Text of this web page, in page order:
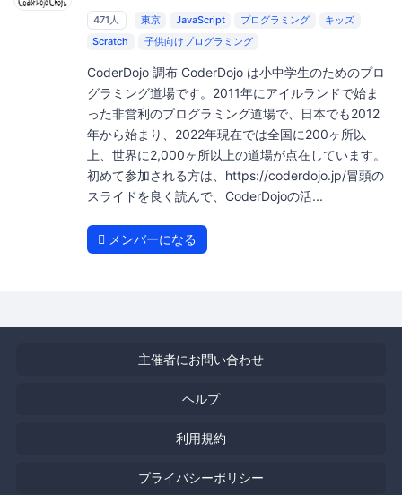
471人 東京 JavaScript プログラミング
キッズ
Scratch
子供向けプログラミング
CoderDojo 調布 CoderDojo は小中学生のためのプロ
グラミング道場です。2011年にアイルランドで始ま
った非営利のプログラミング道場で、日本でも2012
年から始まり、2022年現在では全国に200ヶ所以
上、世界に2,000ヶ所以上の道場が点在しています。
初めて参加される方は、https://coderdojo.jp/冒頭の
スライドを良く読んで、CoderDojoの活...
メンバーになる
主催者にお問い合わせ
ヘルプ
利用規約
プライバシーポリシー